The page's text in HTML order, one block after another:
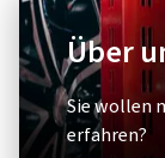
Über
Sie wollen
erfahren?